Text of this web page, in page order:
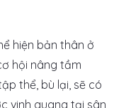
hiện bản thân ở
hội nâng tầm
thể, bù lại, sẽ có
vinh quang tại sân